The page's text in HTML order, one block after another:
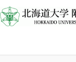
ン
テ